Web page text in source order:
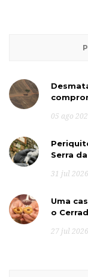
05 ago
Serra
31 jul 2026
Uma
o
27 jul 2026